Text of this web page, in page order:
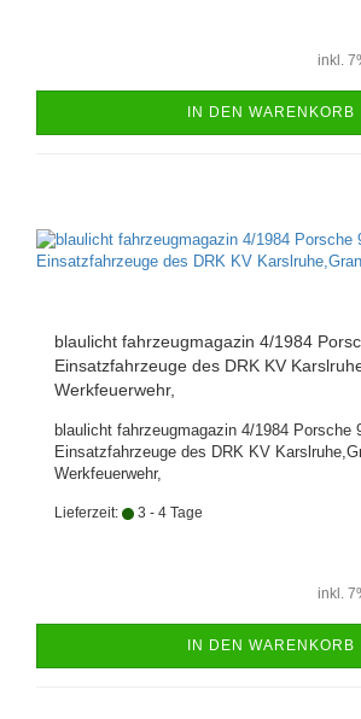
inkl.
IN DEN WARENKORB
blaulicht fahrzeugmagazin 4/1984
Einsatzfahrzeuge des DRK KV
Werkfeuerwehr,
blaulicht fahrzeugmagazin 4/1984 Porsche
Einsatzfahrzeuge des DRK KV
Werkfeuerwehr,
Lieferzeit: 3 - 4 Tage
inkl.
IN DEN WARENKORB